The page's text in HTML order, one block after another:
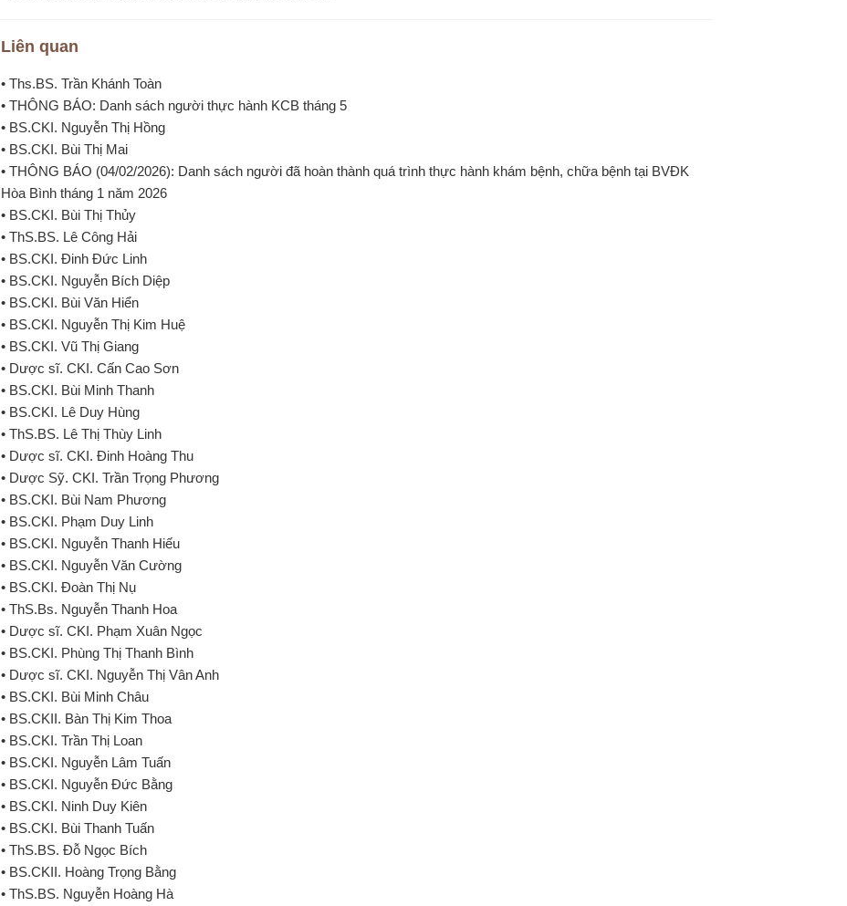
Liên quan
• Ths.BS. Trần Khánh Toàn
• THÔNG BÁO: Danh sách người thực hành KCB tháng 5
• BS.CKI. Nguyễn Thị Hồng
• BS.CKI. Bùi Thị Mai
• THÔNG BÁO (04/02/2026): Danh sách người đã hoàn thành quá trình thực hành khám bệnh, chữa bệnh tại BVĐK
Hòa Bình tháng 1 năm 2026
• BS.CKI. Bùi Thị Thủy
• ThS.BS. Lê Công Hải
• BS.CKI. Đinh Đức Linh
• BS.CKI. Nguyễn Bích Diệp
• BS.CKI. Bùi Văn Hiển
• BS.CKI. Nguyễn Thị Kim Huệ
• BS.CKI. Vũ Thị Giang
• Dược sĩ. CKI. Cấn Cao Sơn
• BS.CKI. Bùi Minh Thanh
• BS.CKI. Lê Duy Hùng
• ThS.BS. Lê Thị Thùy Linh
• Dược sĩ. CKI. Đinh Hoàng Thu
• Dược Sỹ. CKI. Trần Trọng Phương
• BS.CKI. Bùi Nam Phương
• BS.CKI. Phạm Duy Linh
• BS.CKI. Nguyễn Thanh Hiếu
• BS.CKI. Nguyễn Văn Cường
• BS.CKI. Đoàn Thị Nụ
• ThS.Bs. Nguyễn Thanh Hoa
• Dược sĩ. CKI. Phạm Xuân Ngọc
• BS.CKI. Phùng Thị Thanh Bình
• Dược sĩ. CKI. Nguyễn Thị Vân Anh
• BS.CKI. Bùi Minh Châu
• BS.CKII. Bàn Thị Kim Thoa
• BS.CKI. Trần Thị Loan
• BS.CKI. Nguyễn Lâm Tuấn
• BS.CKI. Nguyễn Đức Bằng
• BS.CKI. Ninh Duy Kiên
• BS.CKI. Bùi Thanh Tuấn
• ThS.BS. Đỗ Ngọc Bích
• BS.CKII. Hoàng Trọng Bằng
• ThS.BS. Nguyễn Hoàng Hà